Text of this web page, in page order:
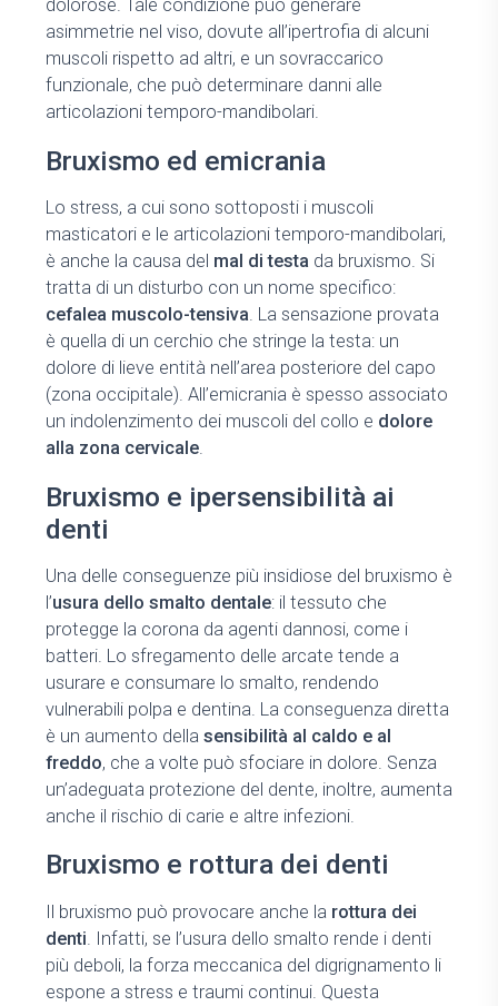
dolorose. Tale condizione può generare
asimmetrie nel viso, dovute all’ipertrofia di alcuni
muscoli rispetto ad altri, e un sovraccarico
funzionale, che può determinare danni alle
articolazioni temporo-mandibolari.
Bruxismo ed emicrania
Lo stress, a cui sono sottoposti i muscoli
masticatori e le articolazioni temporo-mandibolari,
è anche la causa del mal di testa da bruxismo. Si
tratta di un disturbo con un nome specifico:
cefalea muscolo-tensiva. La sensazione provata
è quella di un cerchio che stringe la testa: un
dolore di lieve entità nell’area posteriore del capo
(zona occipitale). All’emicrania è spesso associato
un indolenzimento dei muscoli del collo e dolore
alla zona cervicale.
Bruxismo e ipersensibilità ai
denti
Una delle conseguenze più insidiose del bruxismo è
l’usura dello smalto dentale: il tessuto che
protegge la corona da agenti dannosi, come i
batteri. Lo sfregamento delle arcate tende a
usurare e consumare lo smalto, rendendo
vulnerabili polpa e dentina. La conseguenza diretta
è un aumento della sensibilità al caldo e al
freddo, che a volte può sfociare in dolore. Senza
un’adeguata protezione del dente, inoltre, aumenta
anche il rischio di carie e altre infezioni.
Bruxismo e rottura dei denti
Il bruxismo può provocare anche la rottura dei
denti . Infatti, se l’usura dello smalto rende i denti
più deboli, la forza meccanica del digrignamento li
espone a stress e traumi continui. Questa